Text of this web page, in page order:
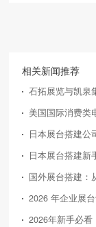
相关新闻推荐
石拓展览与凯泉
日本展台搭建公
日本展台搭建新
国外展台搭建：
2026 年企业展
2026年新手必